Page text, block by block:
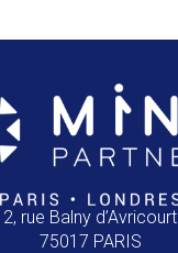
2, rue Balny d’Avricourt
75017 PARIS